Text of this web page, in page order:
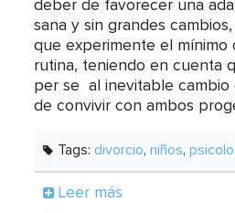
deber de favorecer una
sana y sin grandes
que experimente el mínimo
rutina, teniendo en cuenta
per se al inevitable cambio
de convivir con ambos
Tags:divorcio,niños,
Leer más